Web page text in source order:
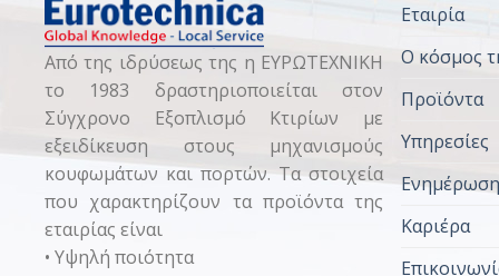
Από της ιδρύσεως της η ΕΥΡΩΤΕΧΝΙΚΗ
το 1983 δραστηριοποιείται στον
Σύγχρονο Εξοπλισμό Κτιρίων με
εξειδίκευση στους μηχανισμούς
κουφωμάτων και πορτών. Τα στοιχεία
που χαρακτηρίζουν τα προϊόντα της
εταιρίας είναι
• Υψηλή ποιότητα
Εταιρία
Ο κόσμος
Προϊόντα
Υπηρεσίες
Ενημέρωση
Καριέρα